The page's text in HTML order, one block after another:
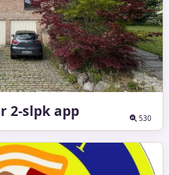
2-slpk app 530